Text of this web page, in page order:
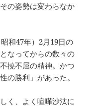
の姿勢は変わらなか
和47年）2月19日の
なってからの数々の
撓不屈の精神。かつ
の勝利」があった。
く、よく喧嘩沙汰に